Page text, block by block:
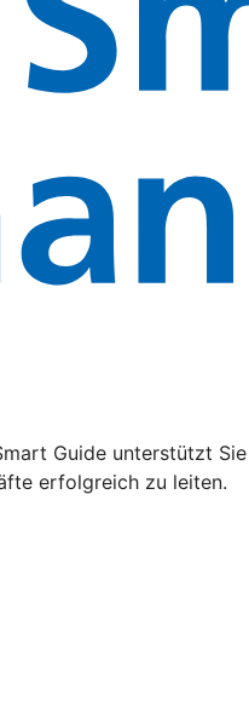
Guide unterstützt
erfolgreich zu leiten.